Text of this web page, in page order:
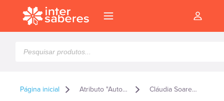
produtos
Página inicial Atributo "Autor" de produto Cláudia Soares Barbosa